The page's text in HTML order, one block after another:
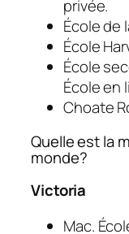
privée.
École de
École
École
École en
Choate
Quelle est la
monde?
Victoria
Mac.